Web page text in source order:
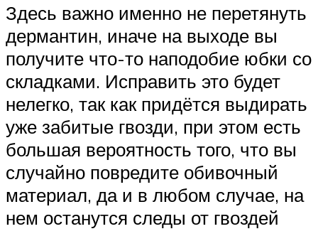
Здесь важно именно не перетянуть
дермантин, иначе на выходе вы
получите что-то наподобие юбки со
складками. Исправить это будет
нелегко, так как придётся выдирать
уже забитые гвозди, при этом есть
большая вероятность того, что вы
случайно повредите обивочный
материал, да и в любом случае, на
нем останутся следы от гвоздей